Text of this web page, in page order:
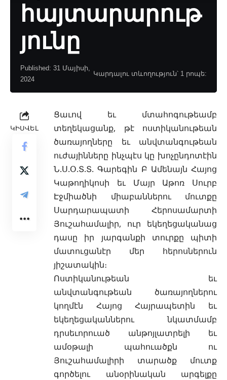
հայտարարութ
յունը
Published: 31 Մայիսի,
2024
Կարդալու տևողություն՝ 1 րոպե:
ԿԻՍՎԵԼ
Ցաւով եւ մտահոգութեամբ
տեղեկացանք, թէ ոստիկանութեան
ծառայողները եւ անվտանգութեան
ուժայինները ինչպէս կը խոչընդոտէին
Ն.Ս.Օ.Տ.Տ. Գարեգին Բ Ամենայն Հայոց
Կաթողիկոսի եւ Մայր Աթոռ Սուրբ
Էջմիածնի միաբաններու մուտքը
Սարդարապատի Հերոսամարտի
Յուշահամալիր, ուր եկեղեցականաց
դասը իր յարգանքի տուրքը պիտի
մատուցանէր մեր հերոսներուն
յիշատակին։
Ոստիկանութեան եւ
անվտանգութեան ծառայողներու
կողմէն Հայոց Հայրապետին եւ
եկեղեցականներու նկատմամբ
դրսեւորուած անթոյլատրելի եւ
ամօթալի պահուածքն ու
Յուշահամալիրի տարածք մուտք
գործելու անօրինական արգելքը